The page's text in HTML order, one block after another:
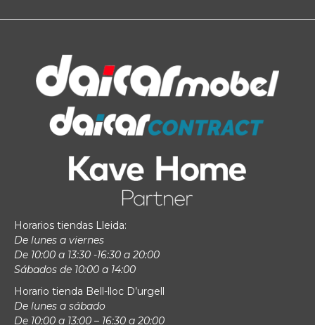
Horarios tiendas Lleida:
De lunes a viernes
De 10:00 a 13:30 -16:30 a 20:00
Sábados de 10:00 a 14:00
Horario tienda Bell-lloc D’urgell
De lunes a sábado
De 10:00 a 13:00 – 16:30 a 20:00